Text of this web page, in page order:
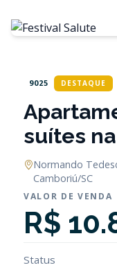
9025 DESTAQUE
suítes
Normando
Camboriú/SC
VALOR DE VENDA
R$
Status